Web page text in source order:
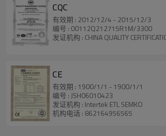
CQC
有效期 : 2012/12/4 - 2015/12/3
编号 : 00112Q212715R1M/3300
发证机构 : CHINA QUALITY
CE
有效期 : 1900/1/1 - 1900/1/1
编号 : JSH06010423
发证机构 : Intertek ETL SEMKO
机构电话 : 862164956565